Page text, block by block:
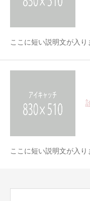
ここに短い説明文が入
ここに短い説明文が入